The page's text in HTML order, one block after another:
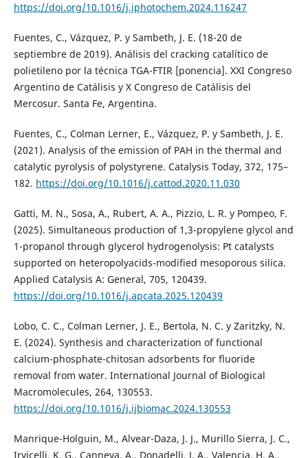
https://doi.org/10.1016/j.jphotochem.2024.116247
Fuentes, C., Vázquez, P. y Sambeth, J. E. (18-20 de
septiembre de 2019). Análisis del cracking catalítico de
polietileno por la técnica TGA-FTIR [ponencia]. XXI Congreso
Argentino de Catálisis y X Congreso de Catálisis del
Mercosur. Santa Fe, Argentina.
Fuentes, C., Colman Lerner, E., Vázquez, P. y Sambeth, J. E.
(2021). Analysis of the emission of PAH in the thermal and
catalytic pyrolysis of polystyrene. Catalysis Today, 372, 175–
182. https://doi.org/10.1016/j.cattod.2020.11.030
Gatti, M. N., Sosa, A., Rubert, A. A., Pizzio, L. R. y Pompeo, F.
(2025). Simultaneous production of 1,3-propylene glycol and
1-propanol through glycerol hydrogenolysis: Pt catalysts
supported on heteropolyacids-modified mesoporous silica.
Applied Catalysis A: General, 705, 120439.
https://doi.org/10.1016/j.apcata.2025.120439
Lobo, C. C., Colman Lerner, J. E., Bertola, N. C. y Zaritzky, N.
E. (2024). Synthesis and characterization of functional
calcium-phosphate-chitosan adsorbents for fluoride
removal from water. International Journal of Biological
Macromolecules, 264, 130553.
https://doi.org/10.1016/j.ijbiomac.2024.130553
Manrique-Holguin, M., Alvear-Daza, J. J., Murillo Sierra, J. C.,
Irvicelli, K. G., Canneva, A., Donadelli, J. A., Valencia, H. A.,